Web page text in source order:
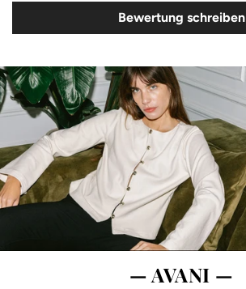
Bewertung schreiben
— AVANI —